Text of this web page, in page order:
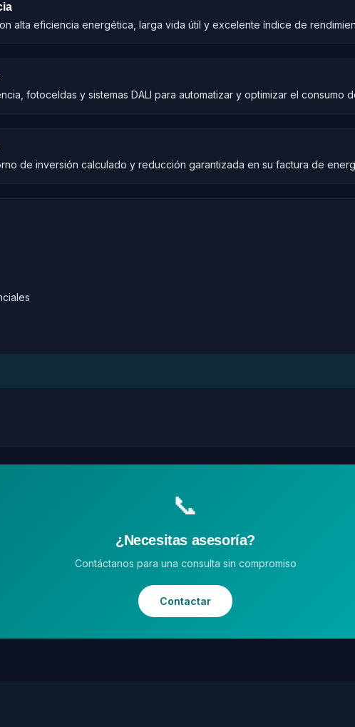
alta eficiencia energética, larga vida útil y excelente índice de
fotoceldas y sistemas DALI para automatizar y optimizar el consumo
de inversión calculado y reducción garantizada en su factura de
📞
¿Necesitas asesoría?
Contáctanos para una consulta sin compromiso
Contactar